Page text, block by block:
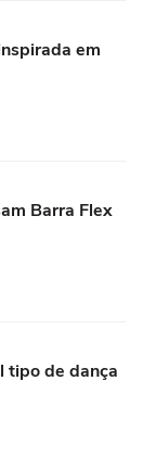
em
Barra Flex
tipo de dança